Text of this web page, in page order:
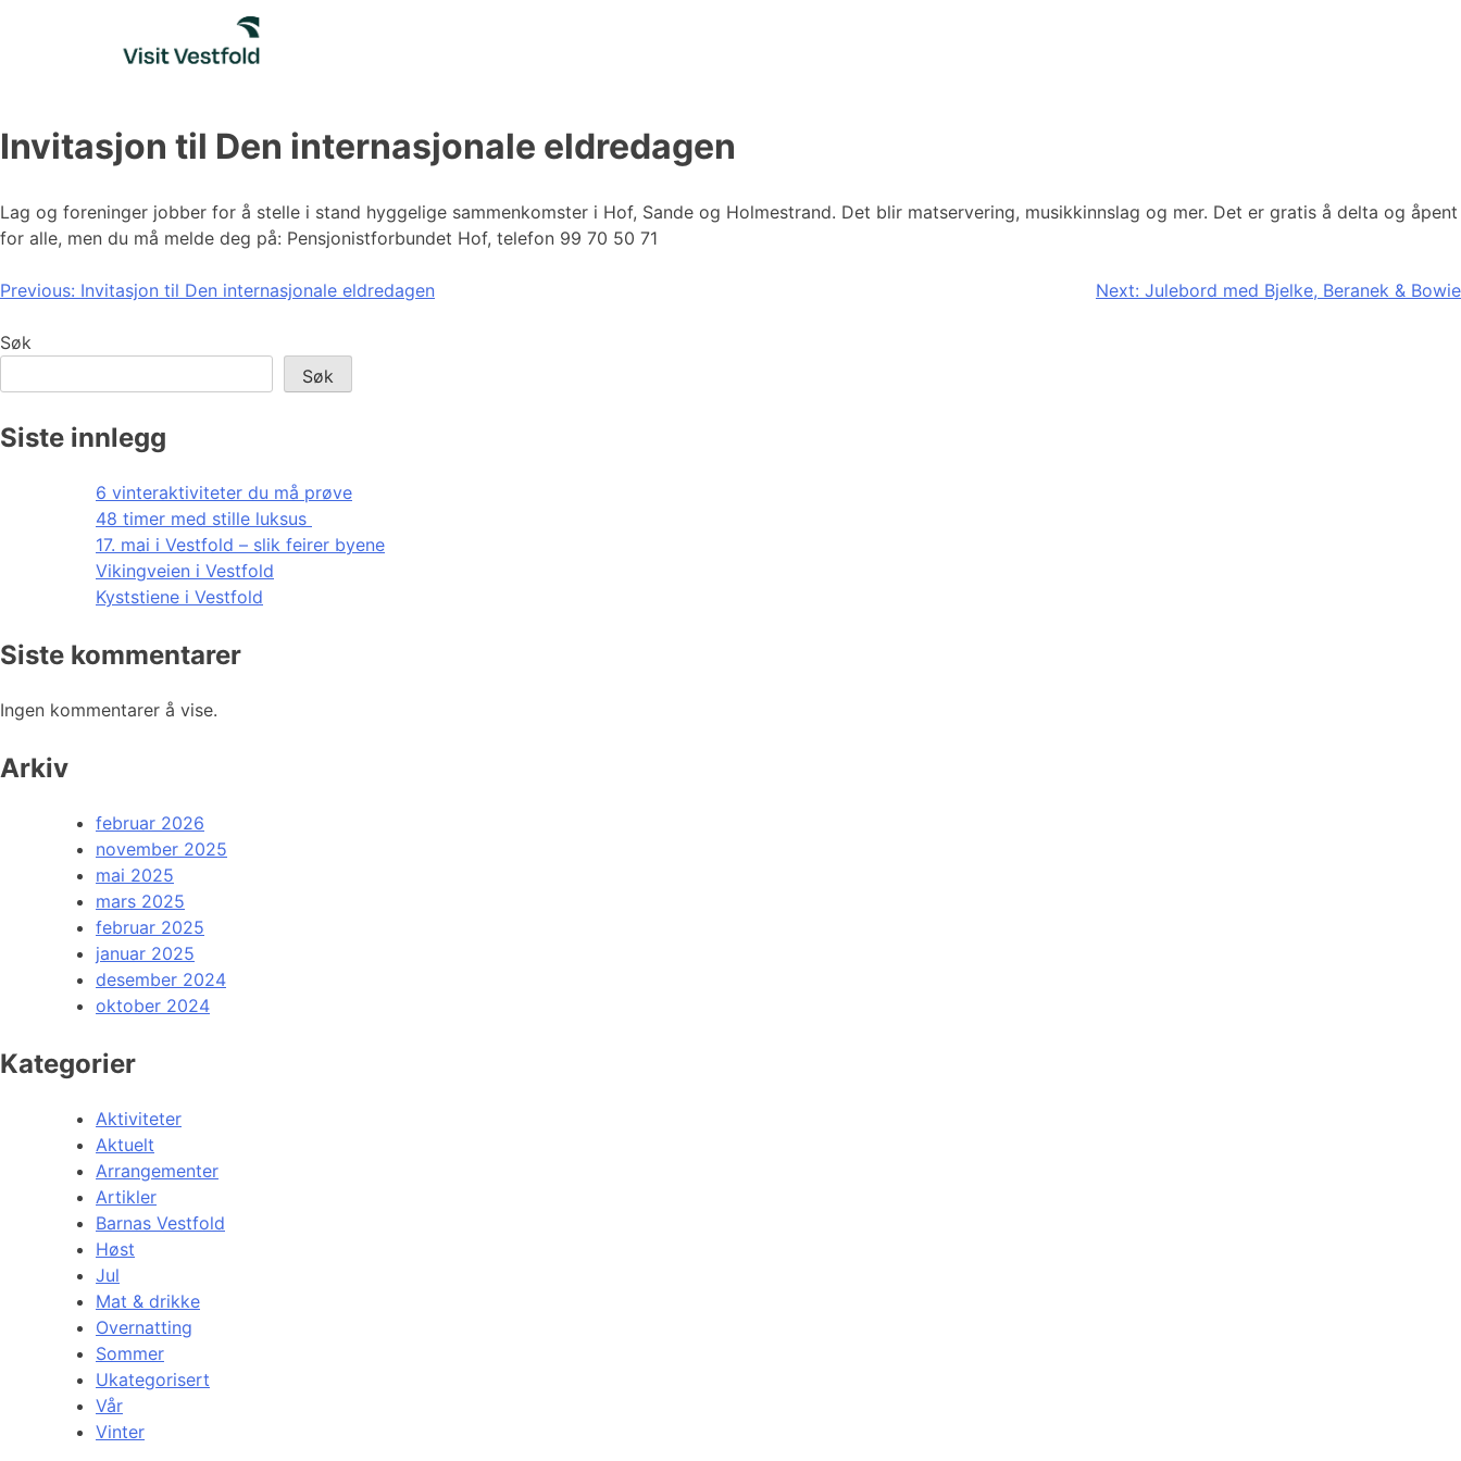
Invitasjon til Den internasjonale eldredagen
Lag og foreninger jobber for å stelle i stand hyggelige sammenkomster i Hof, Sande og Holmestrand. Det blir matservering, musikkinnslag og mer. Det er gratis å delta og åpent
for alle, men du må melde deg på: Pensjonistforbundet Hof, telefon 99 70 50 71
Innleggsnavigasjon
Previous: Invitasjon til Den internasjonale eldredagen Next: Julebord med Bjelke, Beranek & Bowie
Søk
Søk
Siste innlegg
6 vinteraktiviteter du må prøve
48 timer med stille luksus
17. mai i Vestfold – slik feirer byene
Vikingveien i Vestfold
Kyststiene i Vestfold
Siste kommentarer
Ingen kommentarer å vise.
Arkiv
februar 2026
november 2025
mai 2025
mars 2025
februar 2025
januar 2025
desember 2024
oktober 2024
Kategorier
Aktiviteter
Aktuelt
Arrangementer
Artikler
Barnas Vestfold
Høst
Jul
Mat & drikke
Overnatting
Sommer
Ukategorisert
Vår
Vinter